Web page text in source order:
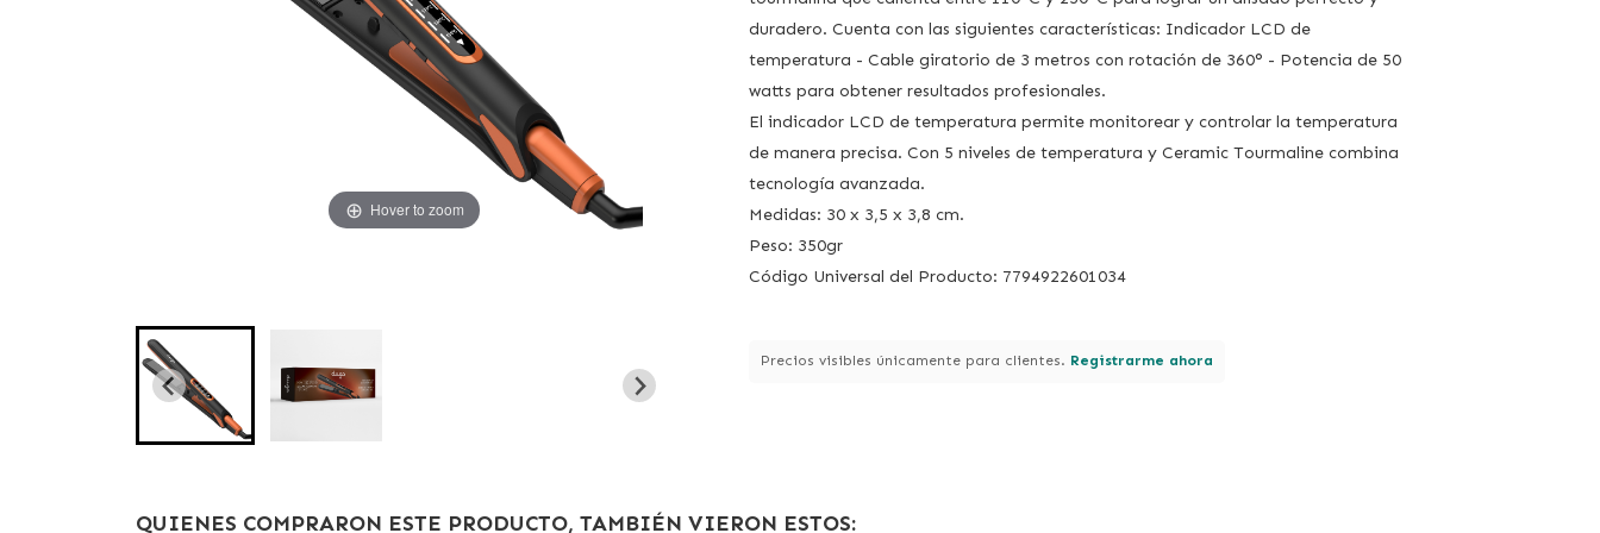
Hover to zoom
Hover to zoom
duradero. Cuenta con las siguientes características: Indicador LCD de
temperatura - Cable giratorio de 3 metros con rotación de 360° - Potencia de 50
watts para obtener resultados profesionales.
El indicador LCD de temperatura permite monitorear y controlar la temperatura
de manera precisa. Con 5 niveles de temperatura y Ceramic Tourmaline combina
tecnología avanzada.
Medidas: 30 x 3,5 x 3,8 cm.
Peso: 350gr
Código Universal del Producto: 7794922601034
Precios visibles únicamente para clientes. Registrarme ahora
QUIENES COMPRARON ESTE PRODUCTO, TAMBIÉN VIERON ESTOS: